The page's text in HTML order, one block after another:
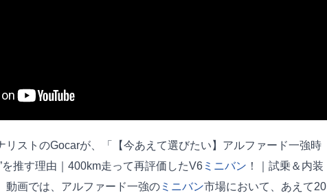
リストのGocarが、「【今あえて選びたい】アルファード一強時
を推す理由｜400km走って再評価したV6 ミニバン ！｜試乗＆内装
動画では、アルファード一強の ミニバン市場において、あえて20